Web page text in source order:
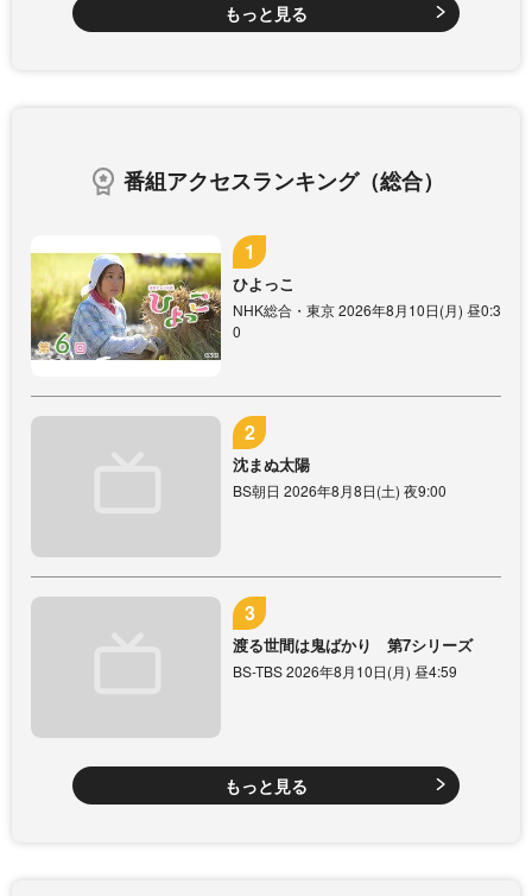
もっと見る
番組アクセスランキング（総合）
ひよっこ
NHK総合・東京 2026年8月10日(月) 昼0:3
0
沈まぬ太陽
BS朝日 2026年8月8日(土) 夜9:00
渡る世間は鬼ばかり 第7シリーズ
BS-TBS 2026年8月10日(月) 昼4:59
もっと見る